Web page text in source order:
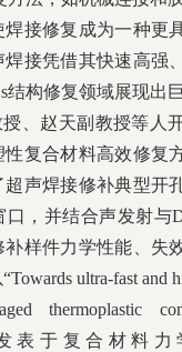
学校主页 English
焊接修复成为一种更
接凭借其快速高强
结构修复领域展现出
、赵天副教授等人
性复合材料高效修复
声焊接修补典型开
口，并结合声发射与
补样件力学性能、失
ultra-fast and
thermoplastic
发表于复合材料